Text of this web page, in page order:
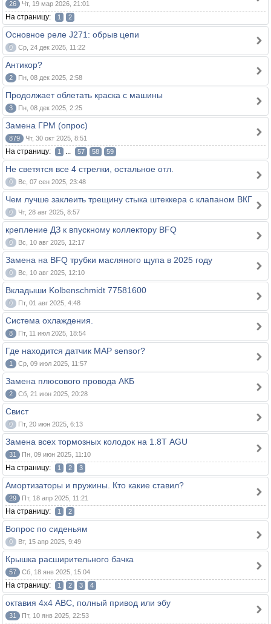
26 Чт, 19 мар 2026, 21:01
На страницу: 1 2
Основное реле J271: обрыв цепи
0 Ср, 24 дек 2025, 11:22
Антикор?
2 Пн, 08 дек 2025, 2:58
Продолжает облетать краска с машины
3 Пн, 08 дек 2025, 2:25
Замена ГРМ (опрос)
879 Чт, 30 окт 2025, 8:51
На страницу: 1 ... 57 58 59
Не светятся все 4 стрелки, остальное отл.
0 Вс, 07 сен 2025, 23:48
Чем лучше заклеить трещину стыка штеккера с клапаном ВКГ
0 Чт, 28 авг 2025, 8:57
крепление ДЗ к впускному коллектору BFQ
0 Вс, 10 авг 2025, 12:17
Замена на BFQ трубки масляного щупа в 2025 году
0 Вс, 10 авг 2025, 12:10
Вкладыши Kolbenschmidt 77581600
0 Пт, 01 авг 2025, 4:48
Система охлаждения.
8 Пт, 11 июл 2025, 18:54
Где находится датчик MAP sensor?
1 Ср, 09 июл 2025, 11:57
Замена плюсового провода АКБ
2 Сб, 21 июн 2025, 20:28
Свист
0 Пт, 20 июн 2025, 6:13
Замена всех тормозных колодок на 1.8Т AGU
31 Пн, 09 июн 2025, 11:10
На страницу: 1 2 3
Амортизаторы и пружины. Кто какие ставил?
29 Пт, 18 апр 2025, 11:21
На страницу: 1 2
Вопрос по сиденьям
0 Вт, 15 апр 2025, 9:49
Крышка расширительного бачка
57 Сб, 18 янв 2025, 15:04
На страницу: 1 2 3 4
октавия 4х4 ABC, полный привод или эбу
31 Пт, 10 янв 2025, 22:53